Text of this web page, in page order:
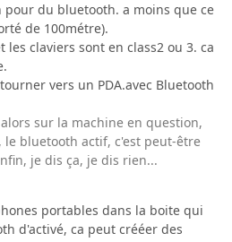
pour du bluetooth. a moins que ce
de 100métre).
claviers sont en class2 ou 3. ca
vers un PDA.avec Bluetooth
sur la machine en question,
le bluetooth actif, c'est peut-être
je dis ça, je dis rien...
portables dans la boite qui
d'activé, ca peut crééer des